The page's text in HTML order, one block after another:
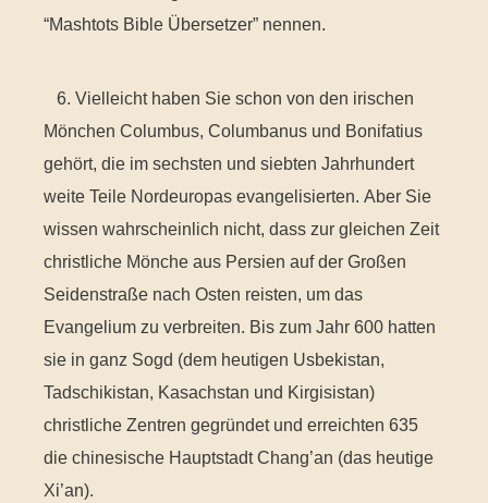
“Mashtots Bible Übersetzer” nennen.
6. Vielleicht haben Sie schon von den irischen
Mönchen Columbus, Columbanus und Bonifatius
gehört, die im sechsten und siebten Jahrhundert
weite Teile Nordeuropas evangelisierten. Aber Sie
wissen wahrscheinlich nicht, dass zur gleichen Zeit
christliche Mönche aus Persien auf der Großen
Seidenstraße nach Osten reisten, um das
Evangelium zu verbreiten. Bis zum Jahr 600 hatten
sie in ganz Sogd (dem heutigen Usbekistan,
Tadschikistan, Kasachstan und Kirgisistan)
christliche Zentren gegründet und erreichten 635
die chinesische Hauptstadt Chang’an (das heutige
Xi’an).